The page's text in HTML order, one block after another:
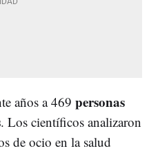
años a 469 personas
. Los científicos analizaron
de ocio en la salud